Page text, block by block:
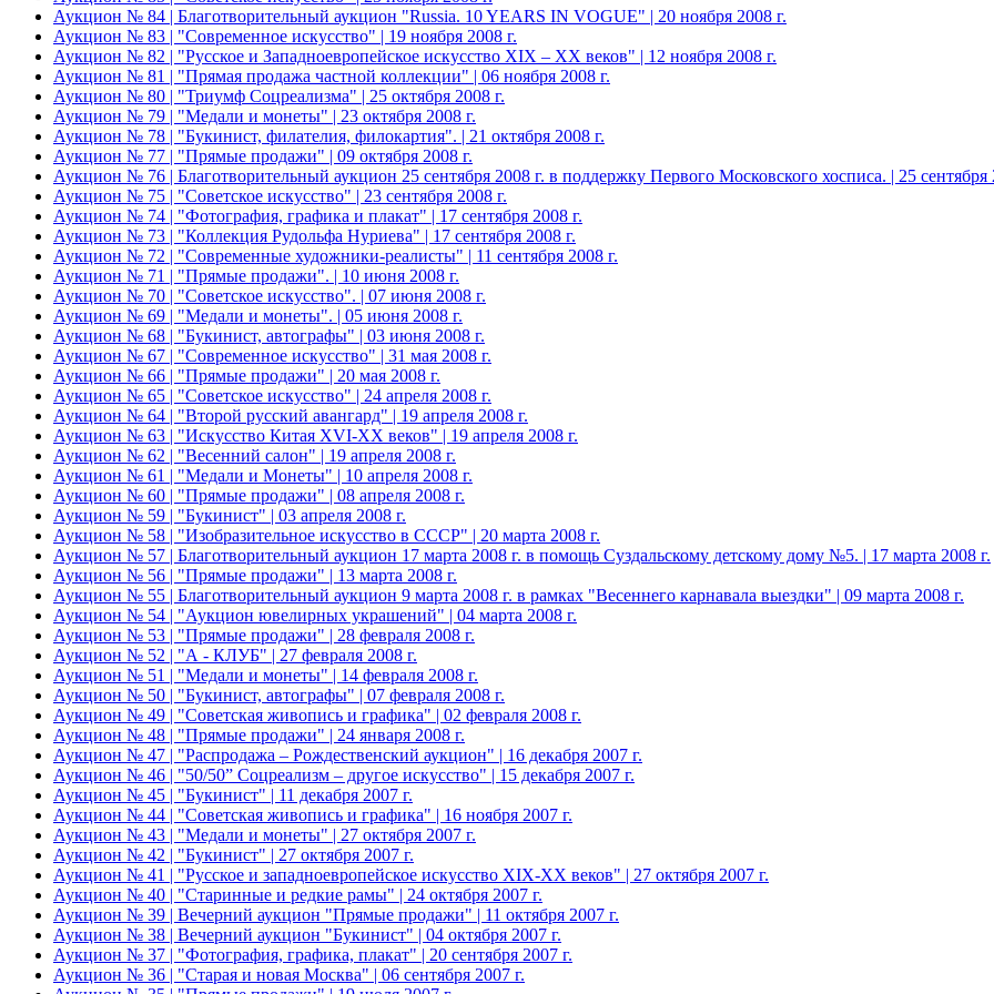
Аукцион № 84 | Благотворительный аукцион "Russia. 10 YEARS IN VOGUE" | 20 ноября 2008 г.
Аукцион № 83 | "Современное искусство" | 19 ноября 2008 г.
Аукцион № 82 | "Русское и Западноевропейское искусство XIX – ХХ веков" | 12 ноября 2008 г.
Аукцион № 81 | "Прямая продажа частной коллекции" | 06 ноября 2008 г.
Аукцион № 80 | "Триумф Соцреализма" | 25 октября 2008 г.
Аукцион № 79 | "Медали и монеты" | 23 октября 2008 г.
Аукцион № 78 | "Букинист, филателия, филокартия". | 21 октября 2008 г.
Аукцион № 77 | "Прямые продажи" | 09 октября 2008 г.
Аукцион № 76 | Благотворительный аукцион 25 сентября 2008 г. в поддержку Первого Московского хосписа. | 25 сентября
Аукцион № 75 | "Советское искусство" | 23 сентября 2008 г.
Аукцион № 74 | "Фотография, графика и плакат" | 17 сентября 2008 г.
Аукцион № 73 | "Коллекция Рудольфа Нуриева" | 17 сентября 2008 г.
Аукцион № 72 | "Современные художники-реалисты" | 11 сентября 2008 г.
Аукцион № 71 | "Прямые продажи". | 10 июня 2008 г.
Аукцион № 70 | "Советское искусство". | 07 июня 2008 г.
Аукцион № 69 | "Медали и монеты". | 05 июня 2008 г.
Аукцион № 68 | "Букинист, автографы" | 03 июня 2008 г.
Аукцион № 67 | "Современное искусство" | 31 мая 2008 г.
Аукцион № 66 | "Прямые продажи" | 20 мая 2008 г.
Аукцион № 65 | "Советское искусство" | 24 апреля 2008 г.
Аукцион № 64 | "Второй русский авангард" | 19 апреля 2008 г.
Аукцион № 63 | "Искусство Китая XVI-XX веков" | 19 апреля 2008 г.
Аукцион № 62 | "Весенний салон" | 19 апреля 2008 г.
Аукцион № 61 | "Медали и Монеты" | 10 апреля 2008 г.
Аукцион № 60 | "Прямые продажи" | 08 апреля 2008 г.
Аукцион № 59 | "Букинист" | 03 апреля 2008 г.
Аукцион № 58 | "Изобразительное искусство в СССР" | 20 марта 2008 г.
Аукцион № 57 | Благотворительный аукцион 17 марта 2008 г. в помощь Суздальскому детскому дому №5. | 17 марта 2008 г.
Аукцион № 56 | "Прямые продажи" | 13 марта 2008 г.
Аукцион № 55 | Благотворительный аукцион 9 марта 2008 г. в рамках "Весеннего карнавала выездки" | 09 марта 2008 г.
Аукцион № 54 | "Аукцион ювелирных украшений" | 04 марта 2008 г.
Аукцион № 53 | "Прямые продажи" | 28 февраля 2008 г.
Аукцион № 52 | "А - КЛУБ" | 27 февраля 2008 г.
Аукцион № 51 | "Медали и монеты" | 14 февраля 2008 г.
Аукцион № 50 | "Букинист, автографы" | 07 февраля 2008 г.
Аукцион № 49 | "Советская живопись и графика" | 02 февраля 2008 г.
Аукцион № 48 | "Прямые продажи" | 24 января 2008 г.
Аукцион № 47 | "Распродажа – Рождественский аукцион" | 16 декабря 2007 г.
Аукцион № 46 | "50/50” Соцреализм – другое искусство" | 15 декабря 2007 г.
Аукцион № 45 | "Букинист" | 11 декабря 2007 г.
Аукцион № 44 | "Советская живопись и графика" | 16 ноября 2007 г.
Аукцион № 43 | "Медали и монеты" | 27 октября 2007 г.
Аукцион № 42 | "Букинист" | 27 октября 2007 г.
Аукцион № 41 | "Русское и западноевропейское искусство XIX-XX веков" | 27 октября 2007 г.
Аукцион № 40 | "Старинные и редкие рамы" | 24 октября 2007 г.
Аукцион № 39 | Вечерний аукцион "Прямые продажи" | 11 октября 2007 г.
Аукцион № 38 | Вечерний аукцион "Букинист" | 04 октября 2007 г.
Аукцион № 37 | "Фотография, графика, плакат" | 20 сентября 2007 г.
Аукцион № 36 | "Старая и новая Москва" | 06 сентября 2007 г.